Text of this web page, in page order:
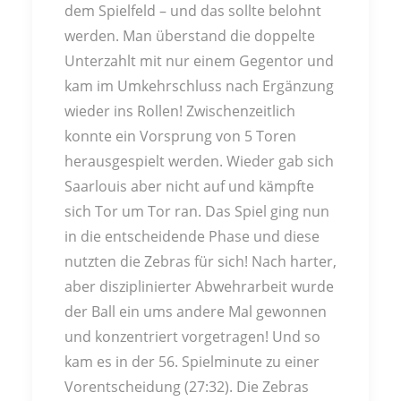
dem Spielfeld – und das sollte belohnt
werden. Man überstand die doppelte
Unterzahlt mit nur einem Gegentor und
kam im Umkehrschluss nach Ergänzung
wieder ins Rollen! Zwischenzeitlich
konnte ein Vorsprung von 5 Toren
herausgespielt werden. Wieder gab sich
Saarlouis aber nicht auf und kämpfte
sich Tor um Tor ran. Das Spiel ging nun
in die entscheidende Phase und diese
nutzten die Zebras für sich! Nach harter,
aber disziplinierter Abwehrarbeit wurde
der Ball ein ums andere Mal gewonnen
und konzentriert vorgetragen! Und so
kam es in der 56. Spielminute zu einer
Vorentscheidung (27:32). Die Zebras